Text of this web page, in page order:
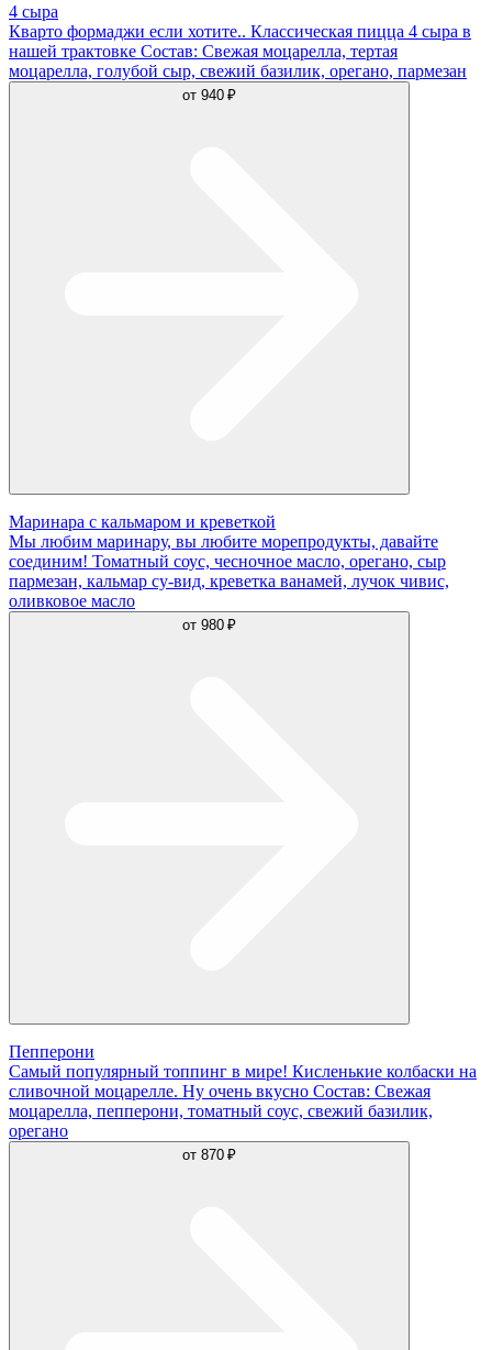
4 сыра
Кварто формаджи если хотите.. Классическая пицца 4 сыра в
нашей трактовке Состав: Свежая моцарелла, тертая
моцарелла, голубой сыр, свежий базилик, орегано, пармезан
от 940 ₽
Маринара с кальмаром и креветкой
Мы любим маринару, вы любите морепродукты, давайте
соединим! Томатный соус, чесночное масло, орегано, сыр
пармезан, кальмар су-вид, креветка ванамей, лучок чивис,
оливковое масло
от 980 ₽
Пепперони
Самый популярный топпинг в мире! Кисленькие колбаски на
сливочной моцарелле. Ну очень вкусно Состав: Свежая
моцарелла, пепперони, томатный соус, свежий базилик,
орегано
от 870 ₽